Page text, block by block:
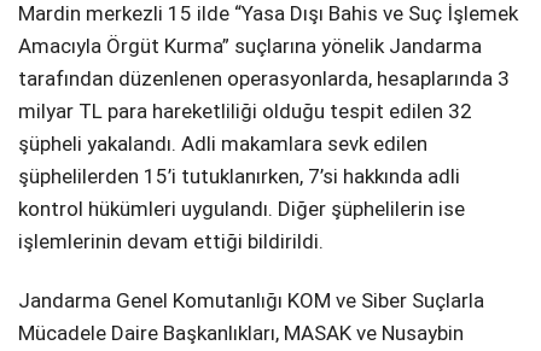
Facebook
Instagram
Youtube
Mardin merkezli 15 ilde “Yasa Dışı Bahis ve Suç İşlemek
Amacıyla Örgüt Kurma” suçlarına yönelik Jandarma
tarafından düzenlenen operasyonlarda, hesaplarında 3
milyar TL para hareketliliği olduğu tespit edilen 32
şüpheli yakalandı. Adli makamlara sevk edilen
şüphelilerden 15’i tutuklanırken, 7’si hakkında adli
kontrol hükümleri uygulandı. Diğer şüphelilerin ise
işlemlerinin devam ettiği bildirildi.
Jandarma Genel Komutanlığı KOM ve Siber Suçlarla
Mücadele Daire Başkanlıkları, MASAK ve Nusaybin